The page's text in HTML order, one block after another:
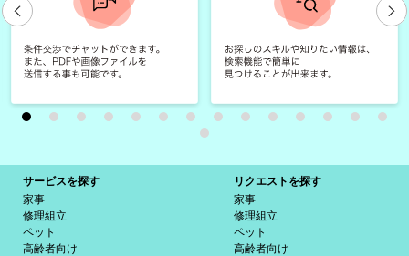
サービスを探す
家事
修理組立
ペット
高齢者向け
リクエストを探す
家事
修理組立
ペット
高齢者向け